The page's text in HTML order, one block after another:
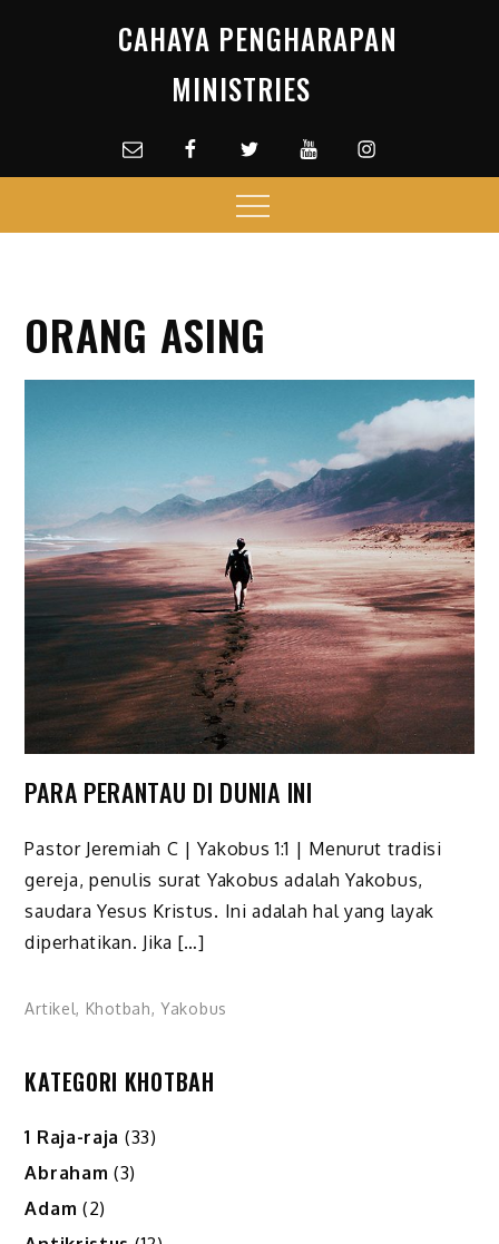
CAHAYA PENGHARAPAN
MINISTRIES
Email facebookTwitterYoutubeInstagram
Menu
ORANG ASING
PARA PERANTAU DI DUNIA INI
Pastor Jeremiah C | Yakobus 1:1 | Menurut tradisi
gereja, penulis surat Yakobus adalah Yakobus,
saudara Yesus Kristus. Ini adalah hal yang layak
diperhatikan. Jika […]
Artikel, Khotbah,Yakobus
KATEGORI KHOTBAH
1 Raja-raja (33)
Abraham (3)
Adam (2)